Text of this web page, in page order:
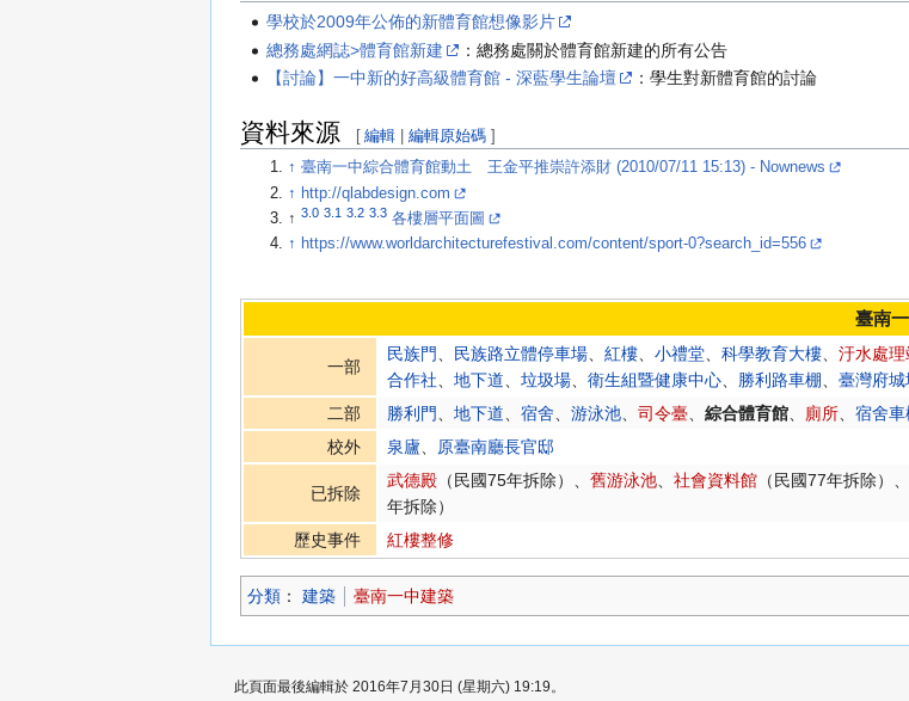
學校於2009年公佈的新體育館想像影片
總務處網誌>體育館新建
：總務處關於體育館新建的所有公告
【討論】一中新的好高級體育館 - 深藍學生論壇
：學生對新體育館的討論
資料來源 [ 編輯 |編輯原始碼 ]
↑ 臺南一中綜合體育館動土 王金平推崇許添財 (2010/07/11 15:13) - Nownews
↑ http://qlabdesign.com
↑3.0 3.1 3.2 3.3 各樓層平面圖
↑ https://www.worldarchitecturefestival.com/content/sport-0?search_id=556
臺南
一部
民族門、 民族路立體停車場、 紅樓、 小禮堂、 科學教育大樓、 汙水處理
合作社、 地下道、 垃圾場、 衛生組暨健康中心、 勝利路車棚、 臺灣府
二部
勝利門、 地下道、 宿舍、 游泳池、 司令臺、 綜合體育館、 廁所、 宿舍車
校外
泉廬、 原臺南廳長官邸
已拆除
武德殿 （民國75年拆除）、 舊游泳池、 社會資料館 （民國77年拆除）、
年拆除）
歷史事件
紅樓整修
分類 ：​ 建築 臺南一中建築
此頁面最後編輯於 2016年7月30日 (星期六) 19:19。